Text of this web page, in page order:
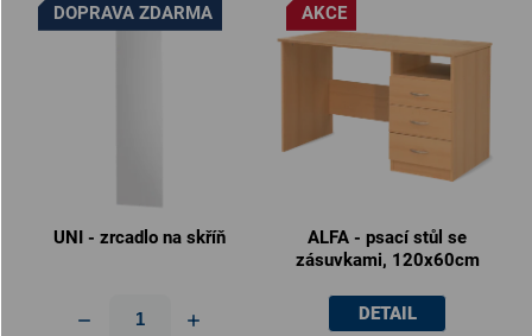
DOPRAVA ZDARMA
UNI - zrcadlo na skříň
AKCE
ALFA - psací stůl se
zásuvkami, 120x60cm
DETAIL